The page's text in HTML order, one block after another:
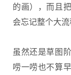
的画），而且
会忘记整个大流
虽然还是草图
唠一唠也不算